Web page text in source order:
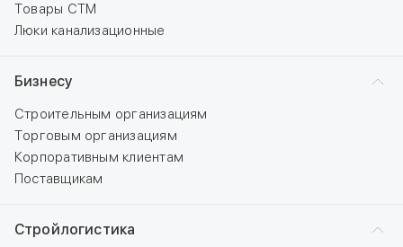
Товары СТМ
Люки канализационные
Бизнесу
Строительным организациям
Торговым организациям
Корпоративным клиентам
Поставщикам
Стройлогистика